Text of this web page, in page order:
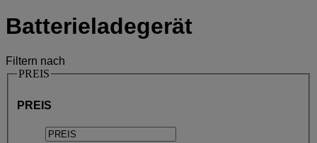
Batterieladegerät
Filtern nach
PREIS
PREIS